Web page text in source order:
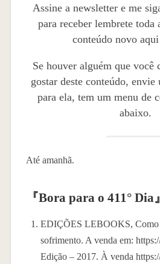
Assine a newsletter e me
para receber lembrete toda
conteúdo novo
Se houver alguém que você
gostar deste conteúdo,
para ela, tem um menu de
abaixo.
Até amanhã.
『Bora para o 411° Dia』
EDIÇÕES LEBOOKS, Como
sofrimento. A venda em:
Edição – 2017. À venda